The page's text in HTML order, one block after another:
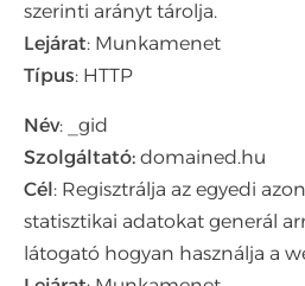
szerinti arányt tárolja.
Lejárat: Munkamenet
Típus: HTTP
Név: _gid
Szolgáltató: domained.hu
Cél: Regisztrálja az egyedi
statisztikai adatokat generál
látogató hogyan használja a